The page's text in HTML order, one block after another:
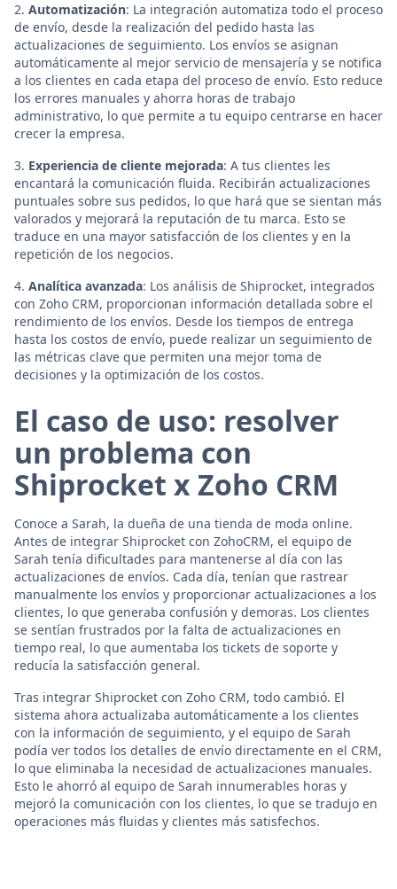
2. Automatización: La integración automatiza todo el proceso
de envío, desde la realización del pedido hasta las
actualizaciones de seguimiento. Los envíos se asignan
automáticamente al mejor servicio de mensajería y se notifica
a los clientes en cada etapa del proceso de envío. Esto reduce
los errores manuales y ahorra horas de trabajo
administrativo, lo que permite a tu equipo centrarse en hacer
crecer la empresa.
3. Experiencia de cliente mejorada: A tus clientes les
encantará la comunicación fluida. Recibirán actualizaciones
puntuales sobre sus pedidos, lo que hará que se sientan más
valorados y mejorará la reputación de tu marca. Esto se
traduce en una mayor satisfacción de los clientes y en la
repetición de los negocios.
4. Analítica avanzada: Los análisis de Shiprocket, integrados
con Zoho CRM, proporcionan información detallada sobre el
rendimiento de los envíos. Desde los tiempos de entrega
hasta los costos de envío, puede realizar un seguimiento de
las métricas clave que permiten una mejor toma de
decisiones y la optimización de los costos.
El caso de uso: resolver
un problema con
Shiprocket x Zoho CRM
Conoce a Sarah, la dueña de una tienda de moda online.
Antes de integrar Shiprocket con ZohoCRM, el equipo de
Sarah tenía dificultades para mantenerse al día con las
actualizaciones de envíos. Cada día, tenían que rastrear
manualmente los envíos y proporcionar actualizaciones a los
clientes, lo que generaba confusión y demoras. Los clientes
se sentían frustrados por la falta de actualizaciones en
tiempo real, lo que aumentaba los tickets de soporte y
reducía la satisfacción general.
Tras integrar Shiprocket con Zoho CRM, todo cambió. El
sistema ahora actualizaba automáticamente a los clientes
con la información de seguimiento, y el equipo de Sarah
podía ver todos los detalles de envío directamente en el CRM,
lo que eliminaba la necesidad de actualizaciones manuales.
Esto le ahorró al equipo de Sarah innumerables horas y
mejoró la comunicación con los clientes, lo que se tradujo en
operaciones más fluidas y clientes más satisfechos.